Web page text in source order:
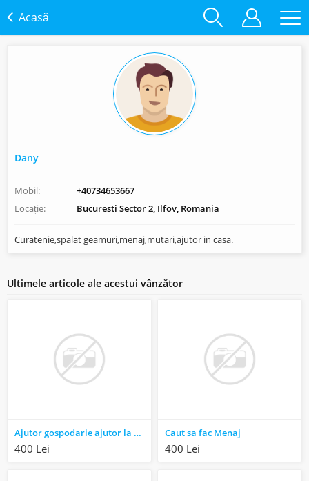
Acasă
Dany
Mobil:
+40734653667
Locație:
Bucuresti Sector 2, Ilfov, Romania
Curatenie,spalat geamuri,menaj,mutari,ajutor in casa.
Ultimele articole ale acestui vânzător
Ajutor gospodarie ajutor la Curatenie
400 Lei
Caut sa fac Menaj
400 Lei